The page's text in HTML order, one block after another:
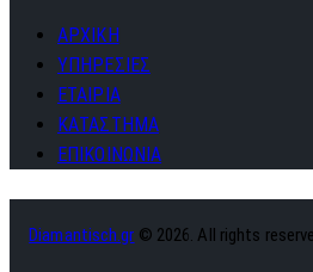
ΑΡΧΙΚΗ
ΥΠΗΡΕΣΙΕΣ
ΕΤΑΙΡΙΑ
ΚΑΤΑΣΤΗΜΑ
ΕΠΙΚΟΙΝΩΝΙΑ
Diamantisch.gr © 2026. All rights